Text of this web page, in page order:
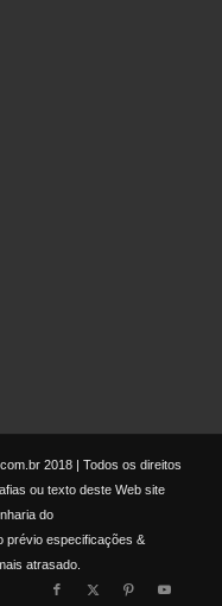
2018 | Todos os direitos
ou texto deste Web site
do
prévio especificações &
atrasado.